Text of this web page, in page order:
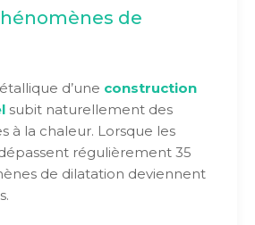
de
d’une construction
subit naturellement des
à la chaleur. Lorsque les
régulièrement 35
de dilatation deviennent